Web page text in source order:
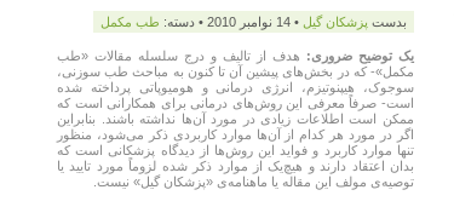
بدست پزشكان گيل • 14 نوامبر 2010 • دسته: طب مکمل
یک توضیح ضروری: هدف از تالیف و درج سلسله مقالات «طب
مکمل»- که در بخش‌های پیشین آن تا کنون به مباحث طب سوزنی،
سوجوک، هیپنوتیزم، انرژی درمانی و هومیوپاتی پرداخته شده
است- صرفاً معرفی این روش‌های درمانی برای همکارانی است که
ممکن است اطلاعات زیادی در مورد آن‌ها نداشته باشند. بنابراین
اگر در مورد هر کدام از آن‌ها موارد کاربردی ذکر می‌شود، منظور
تنها موارد کاربرد و فواید این روش‌ها از دیدگاه پزشکانی است که
بدان اعتقاد دارند و هیچ‌یک از موارد ذکر شده لزوماً مورد تایید یا
توصیه‌ی مولف این مقاله یا ماهنامه‌ی «پزشکان گیل» نیست.